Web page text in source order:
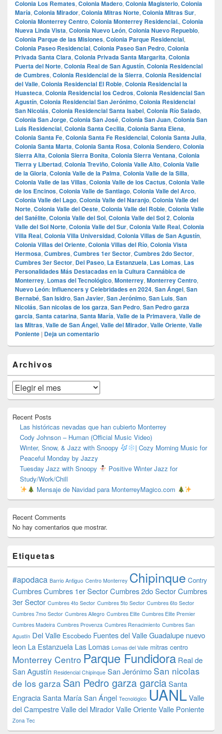
Colonia Los Remates, Colonia Madero, Colonia Magisterio, Colonia
María, Colonia Mirador, Colonia Mitras Norte, Colonia Mitras Sur,
Colonia Monterrey Centro, Colonia Monterrey Residencial., Colonia
Nueva Linda Vista, Colonia Nuevo León, Colonia Nuevo Repueblo,
Colonia Parque de las Misiones, Colonia Parque Residencial,
Colonia Paseo Residencial, Colonia Paseo San Pedro, Colonia
Privada Santa Clara, Colonia Privada Santa Margarita, Colonia
Puerta del Norte, Colonia Real de San Agustín, Colonia Residencial
de Cumbres, Colonia Residencial de la Sierra, Colonia Residencial
del Valle, Colonia Residencial El Roble, Colonia Residencial la
Huasteca, Colonia Residencial los Cedros, Colonia Residencial San
Agustín, Colonia Residencial San Jerónimo, Colonia Residencial
San Nicolás, Colonia Residencial Santa Isabel, Colonia Río Salado,
Colonia San Jorge, Colonia San José, Colonia San Juan, Colonia San
Luis Residencial, Colonia Santa Cecilia, Colonia Santa Elena,
Colonia Santa Fe, Colonia Santa Fe Residencial, Colonia Santa Julia,
Colonia Santa Marta, Colonia Santa Rosa, Colonia Sendero, Colonia
Sierra Alta, Colonia Sierra Bonita, Colonia Sierra Ventana, Colonia
Tierra y Libertad, Colonia Treviño, Colonia Valle Alto, Colonia Valle
de la Gloria, Colonia Valle de la Palma, Colonia Valle de la Silla,
Colonia Valle de las Villas, Colonia Valle de los Cactus, Colonia Valle
de los Encinos, Colonia Valle de Santiago, Colonia Valle del Arco,
Colonia Valle del Lago, Colonia Valle del Naranjo, Colonia Valle del
Norte, Colonia Valle del Oeste, Colonia Valle del Roble, Colonia Valle
del Satélite, Colonia Valle del Sol, Colonia Valle del Sol 2, Colonia
Valle del Sol Norte, Colonia Valle del Sur, Colonia Valle Real, Colonia
Villa Real, Colonia Villa Universidad, Colonia Villas de San Agustín,
Colonia Villas del Oriente, Colonia Villas del Río, Colonia Vista
Hermosa, Cumbres, Cumbres 1er Sector, Cumbres 2do Sector,
Cumbres 3er Sector, Del Paseo, La Estanzuela, Las Lomas, Las
Personalidades Más Destacadas en la Cultura Cannábica de
Monterrey, Lomas del Tecnológico, Monterrey, Monterrey Centro,
Nuevo León: Influencers y Celebridades en 2024, San Ángel, San
Bernabé, San Isidro, San Javier, San Jerónimo, San Luis, San
Nicolás, San nicolas de los garza, San Pedro, San Pedro garza
garcia, Santa catarina, Santa María, Valle de la Primavera, Valle de
las Mitras, Valle de San Ángel, Valle del Mirador, Valle Oriente, Valle
Poniente | Deja un comentario
área
de
widget
barra
lateral
Archivos
Archivos
Recent Posts
Las históricas nevadas que han cubierto Monterrey
Cody Johnson – Human (Official Music Video)
Winter, Snow, & Jazz with Snoopy
| Cozy Morning Music for
Peaceful Monday by Jazzy
Tuesday Jazz with Snoopy
Positive Winter Jazz for
Study/Work/Chill
Mensaje de Navidad para MonterreyMagico.com
Recent Comments
No hay comentarios que mostrar.
Etiquetas
#apodaca Barrio Antiguo Centro Monterrey Chipinque Contry
CumbresCumbres 1er SectorCumbres 2do SectorCumbres
3er Sector Cumbres 4to Sector Cumbres 5to Sector Cumbres 6to Sector
Cumbres 7mo Sector Cumbres Allegro Cumbres Elite Cumbres Elite Premier
Cumbres Madeira Cumbres Provenza Cumbres Renacimiento Cumbres San
Agustín Del Valle Escobedo Fuentes del ValleGuadalupe nuevo
leon La Estanzuela Las Lomas Lomas del Valle mitras centro
Monterrey Centro Parque Fundidora Real de
San Agustín Residencial Chipinque San Jerónimo San nicolas
de los garza San Pedro garza garciaSanta
EngraciaSanta MaríaSan Ángel Tecnológico UANLValle
del CampestreValle del MiradorValle OrienteValle Poniente
Zona Tec